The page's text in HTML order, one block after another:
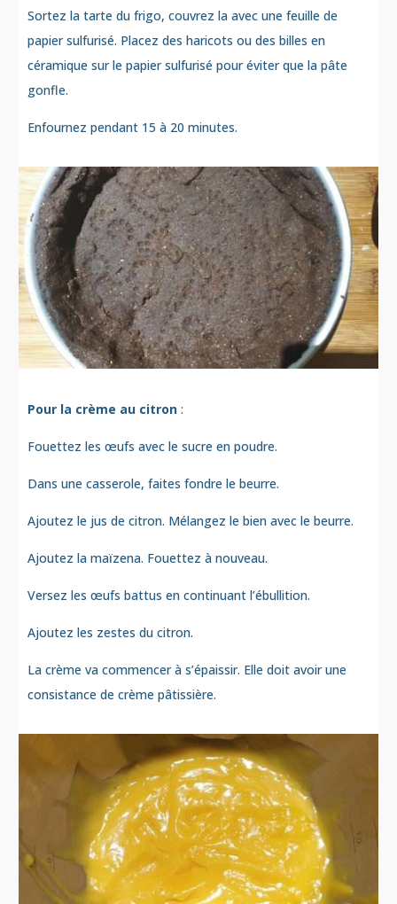
Sortez la tarte du frigo, couvrez la avec une feuille de
papier sulfurisé. Placez des haricots ou des billes en
céramique sur le papier sulfurisé pour éviter que la pâte
gonfle.
Enfournez pendant 15 à 20 minutes.
Pour la crème au citron :
Fouettez les œufs avec le sucre en poudre.
Dans une casserole, faites fondre le beurre.
Ajoutez le jus de citron. Mélangez le bien avec le beurre.
Ajoutez la maïzena. Fouettez à nouveau.
Versez les œufs battus en continuant l’ébullition.
Ajoutez les zestes du citron.
La crème va commencer à s’épaissir. Elle doit avoir une
consistance de crème pâtissière.